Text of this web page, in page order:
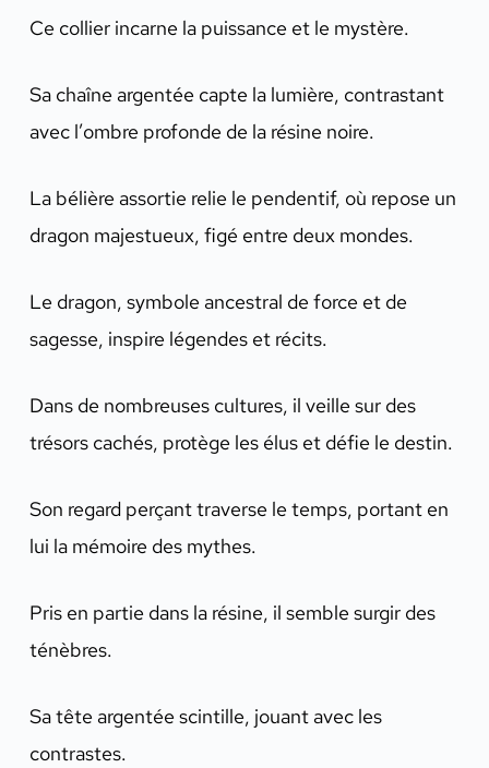
Ce collier incarne la puissance et le mystère.
Sa chaîne argentée capte la lumière, contrastant
avec l’ombre profonde de la résine noire.
La bélière assortie relie le pendentif, où repose un
dragon majestueux, figé entre deux mondes.
Le dragon, symbole ancestral de force et de
sagesse, inspire légendes et récits.
Dans de nombreuses cultures, il veille sur des
trésors cachés, protège les élus et défie le destin.
Son regard perçant traverse le temps, portant en
lui la mémoire des mythes.
Pris en partie dans la résine, il semble surgir des
ténèbres.
Sa tête argentée scintille, jouant avec les
contrastes.